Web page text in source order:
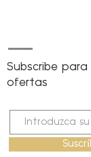
Subscribe
ofertas